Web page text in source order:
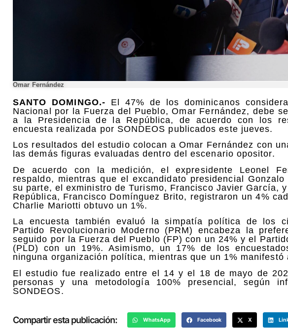
Omar Fernández
SANTO DOMINGO.- El 47% de los dominicanos
Nacional por la Fuerza del Pueblo, Omar Fernández, debe
a la Presidencia de la República, de acuerdo con los
encuesta realizada por SONDEOS publicados este jueves.
Los resultados del estudio colocan a Omar Fernández con
las demás figuras evaluadas dentro del escenario opositor.
De acuerdo con la medición, el expresidente Leonel
respaldo, mientras que el excandidato presidencial
su parte, el exministro de Turismo, Francisco Javier García,
República, Francisco Domínguez Brito, registraron un 4%
Charlie Mariotti obtuvo un 1%.
La encuesta también evaluó la simpatía política de los
Partido Revolucionario Moderno (PRM) encabeza la
seguido por la Fuerza del Pueblo (FP) con un 24% y el
(PLD) con un 19%. Asimismo, un 17% de los
ninguna organización política, mientras que un 1%
El estudio fue realizado entre el 14 y el 18 de mayo de
personas y una metodología 100% presencial, según
SONDEOS.
Compartir esta publicación: WhatsApp Facebook X